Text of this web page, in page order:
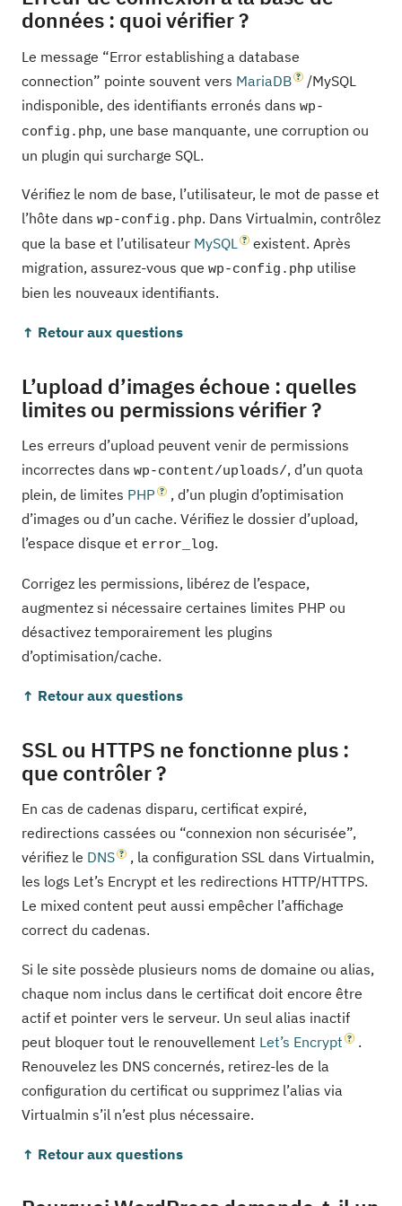
données : quoi vérifier ?
Le message “Error establishing a database
connection” pointe souvent vers MariaDB
/MySQL
indisponible, des identifiants erronés dans wp-
config.php, une base manquante, une corruption ou
un plugin qui surcharge SQL.
Vérifiez le nom de base, l’utilisateur, le mot de passe et
l’hôte dans wp-config.php. Dans Virtualmin, contrôlez
que la base et l’utilisateur MySQL
existent. Après
migration, assurez-vous que wp-config.php utilise
bien les nouveaux identifiants.
↑ Retour aux questions
L’upload d’images échoue : quelles
limites ou permissions vérifier ?
Les erreurs d’upload peuvent venir de permissions
incorrectes dans wp-content/uploads/, d’un quota
plein, de limites PHP
, d’un plugin d’optimisation
d’images ou d’un cache. Vérifiez le dossier d’upload,
l’espace disque et error_log.
Corrigez les permissions, libérez de l’espace,
augmentez si nécessaire certaines limites PHP ou
désactivez temporairement les plugins
d’optimisation/cache.
↑ Retour aux questions
SSL ou HTTPS ne fonctionne plus :
que contrôler ?
En cas de cadenas disparu, certificat expiré,
redirections cassées ou “connexion non sécurisée”,
vérifiez le DNS
, la configuration SSL dans Virtualmin,
les logs Let’s Encrypt et les redirections HTTP/HTTPS.
Le mixed content peut aussi empêcher l’affichage
correct du cadenas.
Si le site possède plusieurs noms de domaine ou alias,
chaque nom inclus dans le certificat doit encore être
actif et pointer vers le serveur. Un seul alias inactif
peut bloquer tout le renouvellement Let’s Encrypt
.
Renouvelez les DNS concernés, retirez-les de la
configuration du certificat ou supprimez l’alias via
Virtualmin s’il n’est plus nécessaire.
↑ Retour aux questions